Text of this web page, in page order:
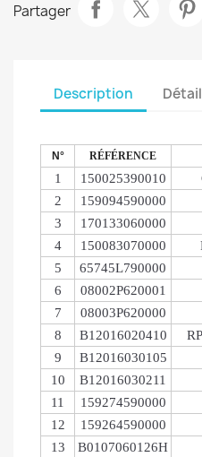
Partager
Description
N° RÉFÉRENCE
1 150025390010
2
159094590000
3
170133060000
4
150083070000
5
65745L790000
6
08002P620001
7
08003P620000
8
B12016020410
9
B12016030105
10
B12016030211
11
159274590000
12
159264590000
13
B0107060126H